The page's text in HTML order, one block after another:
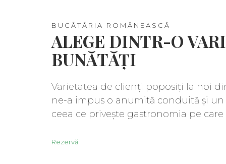
BUCĂTĂRIA ROMÂNEASCĂ
ALEGE DINTR-O
BUNĂTĂȚI
Varietatea de clienți poposiți la noi
ne-a impus o anumită conduită și
ceea ce privește gastronomia pe
Rezervă